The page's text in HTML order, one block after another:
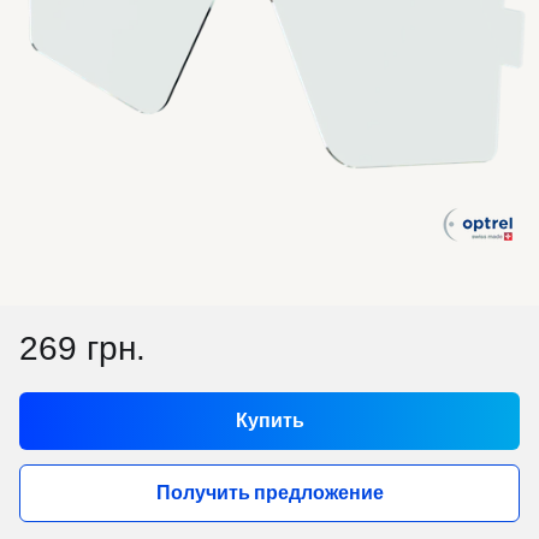
269 грн.
Купить
Получить предложение